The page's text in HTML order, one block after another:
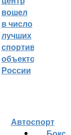
вошел
в число
лучших
спортивных
объектов
России
Автоспорт